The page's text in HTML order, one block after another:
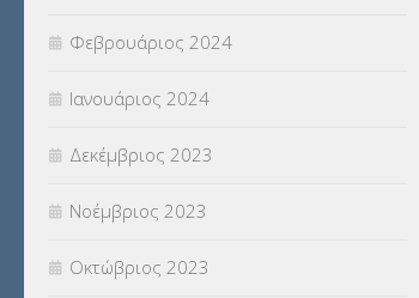
Φεβρουάριος 2024
Ιανουάριος 2024
Δεκέμβριος 2023
Νοέμβριος 2023
Οκτώβριος 2023